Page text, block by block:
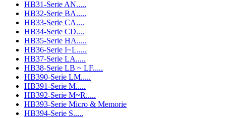
HB31-Serie AN.....
HB32-Serie BA.....
HB33-Serie CA....
HB34-Serie CD....
HB35-Serie HA.....
HB36-Serie I~L.....
HB37-Serie LA.....
HB38-Serie LB ~ LF.....
HB390-Serie LM.....
HB391-Serie M.....
HB392-Serie M~R.....
HB393-Serie Micro & Memorie
HB394-Serie S.....